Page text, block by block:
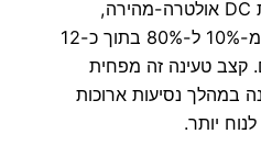
בנוסף, הרכב תומך בטעינת DC אולטרה-מהירה,
המאפשרת טעינת הסוללה מ-10% ל-80% בתוך כ-12
קצב טעינה זה מפחית
במהלך נסיעות ארוכות
יותר.